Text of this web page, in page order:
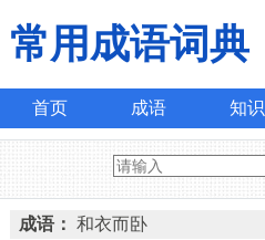
常用成语词典
首页 成语 知识
成语： 和衣而卧